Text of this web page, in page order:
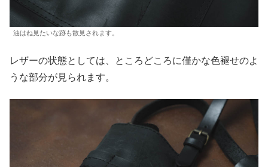
油はね見たいな跡も散見されます。
レザーの状態としては、ところどころに僅かな色褪せのよ
うな部分が見られます。